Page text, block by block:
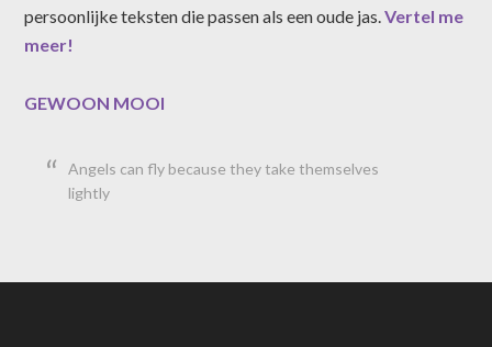
persoonlijke teksten die passen als een oude jas.Vertel me
meer!
GEWOON MOOI
Angels can fly because they take themselves
lightly